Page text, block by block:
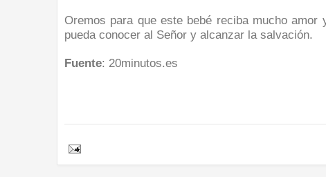
Oremos para que este bebé reciba mucho
pueda conocer al Señor y alcanzar la salvación.
Fuente: 20minutos.es